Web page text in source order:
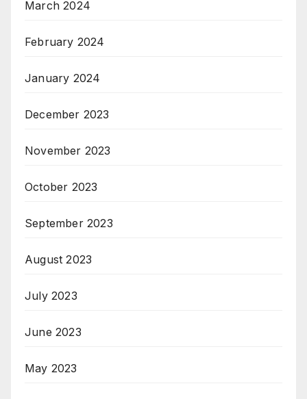
March 2024
February 2024
January 2024
December 2023
November 2023
October 2023
September 2023
August 2023
July 2023
June 2023
May 2023